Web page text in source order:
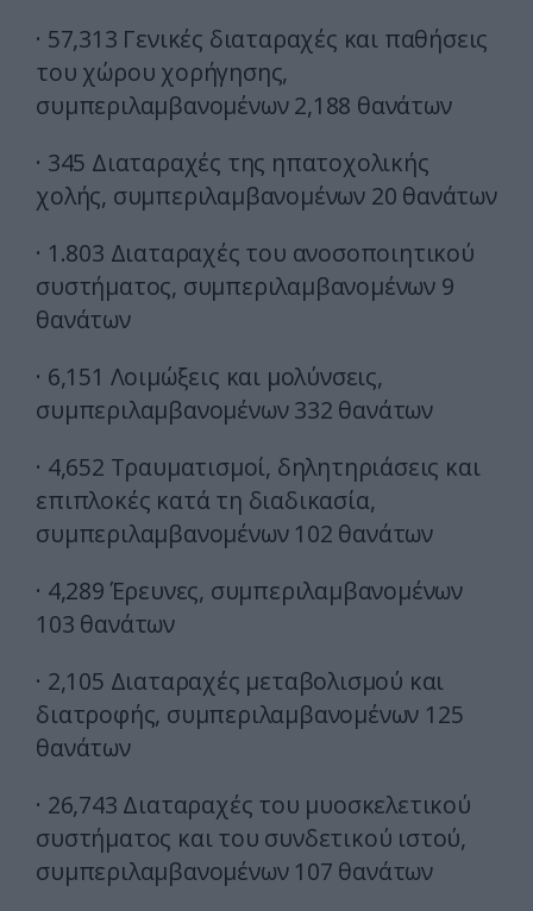
· 57,313 Γενικές διαταραχές και παθήσεις
του χώρου χορήγησης,
συμπεριλαμβανομένων 2,188 θανάτων
· 345 Διαταραχές της ηπατοχολικής
χολής, συμπεριλαμβανομένων 20 θανάτων
· 1.803 Διαταραχές του ανοσοποιητικού
συστήματος, συμπεριλαμβανομένων 9
θανάτων
· 6,151 Λοιμώξεις και μολύνσεις,
συμπεριλαμβανομένων 332 θανάτων
· 4,652 Τραυματισμοί, δηλητηριάσεις και
επιπλοκές κατά τη διαδικασία,
συμπεριλαμβανομένων 102 θανάτων
· 4,289 Έρευνες, συμπεριλαμβανομένων
103 θανάτων
· 2,105 Διαταραχές μεταβολισμού και
διατροφής, συμπεριλαμβανομένων 125
θανάτων
· 26,743 Διαταραχές του μυοσκελετικού
συστήματος και του συνδετικού ιστού,
συμπεριλαμβανομένων 107 θανάτων